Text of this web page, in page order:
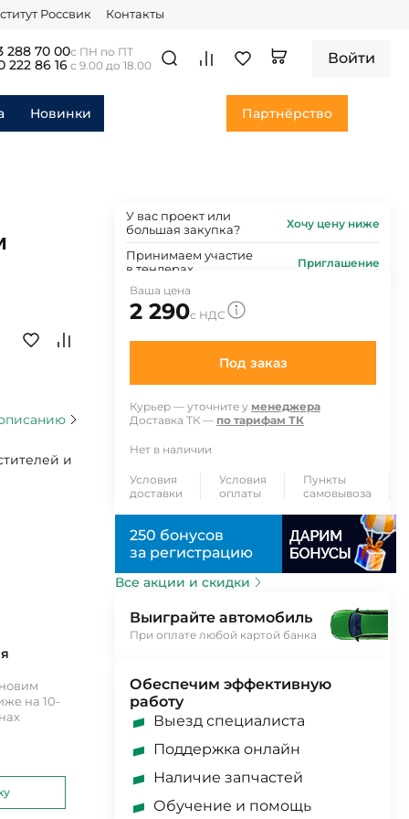
Россвик Контакты
288 70 00
222 86 16
с ПН по ПТ
с 9.00 до 18.00
Войти
Новинки Партнёрство
и
на 10-
У вас проект или
большая закупка?
Хочу цену ниже
Принимаем участие
в тендерах
Приглашение
Ваша цена
2 290с НДС
Под заказ
Курьер — уточните у менеджера
Доставка ТК — по тарифам ТК
Нет в наличии
Условия
доставки
Условия
оплаты
Пункты
самовывоза
250 бонусов
за регистрацию
Все акции и скидки
Выиграйте автомобиль
При оплате любой картой банка
Обеспечим эффективную
работу
Выезд специалиста
Поддержка онлайн
Наличие запчастей
Обучение и помощь